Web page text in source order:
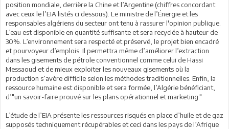
position mondiale, derrière la Chine et l’Argentine (chiffres concordant
avec ceux le l’EIA listés ci dessous). Le ministre de l’Énergie et les
responsables algériens du secteur ont tenu à rassurer l'opinion publique.
L’eau est disponible en quantité suffisante et sera recyclée à hauteur de
30%. L’environnement sera respecté et préservé, le projet bien encadré
et pourvoyeur d’emplois. Il permettra même d’améliorer l’extraction
dans les gisements de pétrole conventionnel comme celui de Hassi
Messaoud et de mieux exploiter les nouveaux gisements où la
production s’avère difficile selon les méthodes traditionnelles. Enfin, la
ressource humaine est disponible et sera formée, l’Algérie bénéficiant,
d’"un savoir-faire prouvé sur les plans opérationnel et marketing."
L’étude de l’EIA présente les ressources risqués en place d’huile et de gaz
supposés techniquement récupérables et ceci dans les pays de l’Afrique